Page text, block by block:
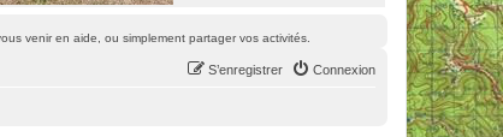
venir en aide, ou simplement partager vos activités.
Connexion
S’enregistrer